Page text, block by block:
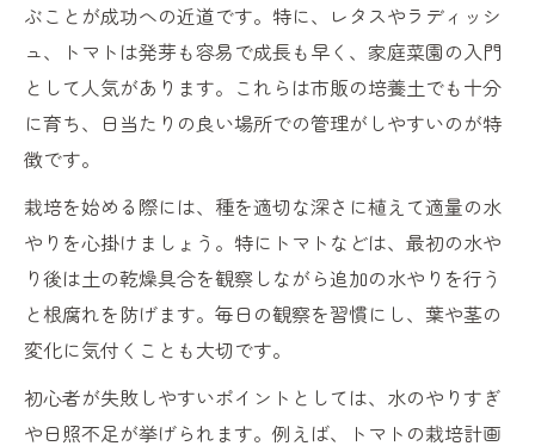
ぶことが成功への近道です。特に、レタスやラディッシ
ュ、トマトは発芽も容易で成長も早く、家庭菜園の入門
として人気があります。これらは市販の培養土でも十分
に育ち、日当たりの良い場所での管理がしやすいのが特
徴です。
栽培を始める際には、種を適切な深さに植えて適量の水
やりを心掛けましょう。特にトマトなどは、最初の水や
り後は土の乾燥具合を観察しながら追加の水やりを行う
と根腐れを防げます。毎日の観察を習慣にし、葉や茎の
変化に気付くことも大切です。
初心者が失敗しやすいポイントとしては、水のやりすぎ
や日照不足が挙げられます。例えば、トマトの栽培計画